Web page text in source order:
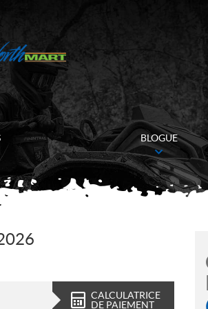
BLOGUE
CALCULATRICE
DE PAIEMENT